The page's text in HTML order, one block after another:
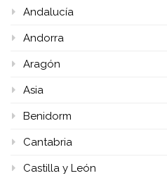
Andalucía
Andorra
Aragón
Asia
Benidorm
Cantabria
Castilla y León